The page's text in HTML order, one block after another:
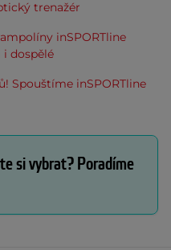
trenažér
inSPORTline
i dospělé
Spouštíme inSPORTline
si vybrat? Poradíme